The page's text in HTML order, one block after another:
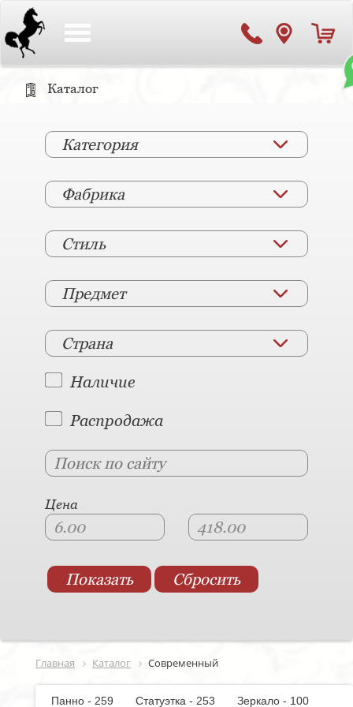
Каталог
Категория
Фабрика
Стиль
Предмет
Страна
Наличие
Распродажа
Цена
Главная Каталог Современный
Панно - 259 Статуэтка - 253
Зеркало - 100